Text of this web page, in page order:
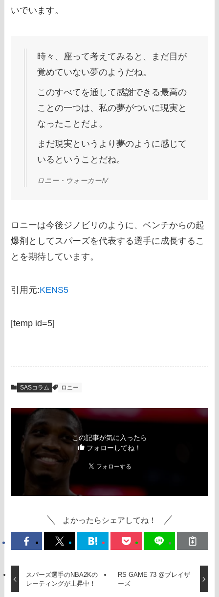
いでいます。
時々、座って考えてみると、まだ目が
覚めていない夢のようだね。
このすべてを通して感謝できる最高の
ことの一つは、私の夢がついに現実と
なったことだよ。
まだ現実というより夢のように感じて
いるということだね。
ロニー・ウォーカーⅣ
ロニーは今後ジノビリのように、ベンチからの起
爆剤としてスパーズを代表する選手に成長するこ
とを期待しています。
引用元:KENS5
[temp id=5]
SASコラム ロニー
この記事が気に入ったら
フォローしてね！
よかったらシェアしてね！
スパーズ選手のNBA2Kの
レーティングが上昇中！
RS GAME 73 @ブレイザ
ーズ